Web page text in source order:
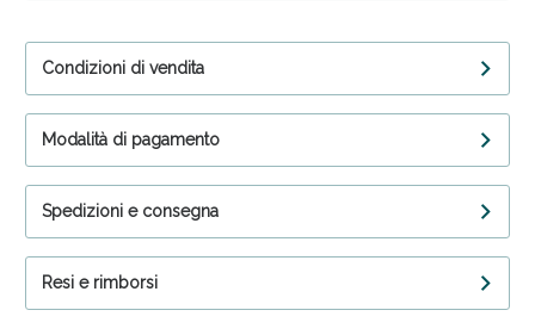
Condizioni di vendita
Modalità di pagamento
Spedizioni e consegna
Resi e rimborsi